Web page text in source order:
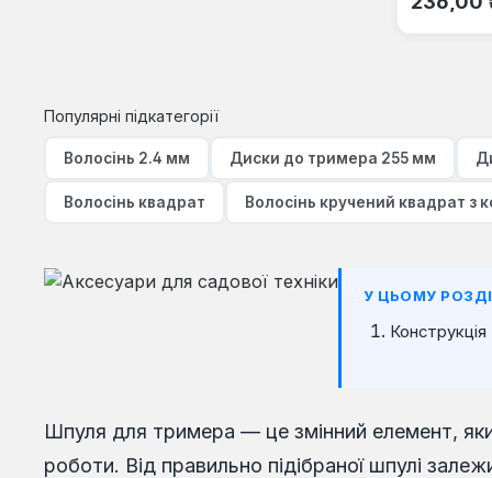
Популярні підкатегорії
Волосінь 2.4 мм Диски до тримера 255 мм
Волосінь квадрат Волосінь кручений квадрат з
У ЦЬОМУ
Шпуля для тримера — це змінний елемент,
роботи. Від правильно підібраної шпулі